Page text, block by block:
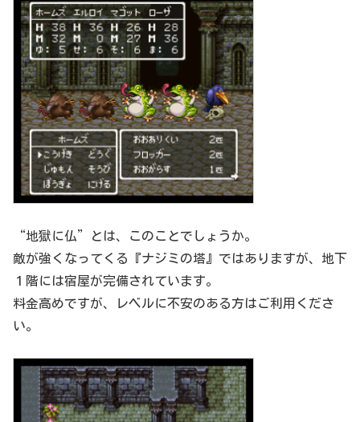
“地獄に仏”とは、このことでしょうか。
敵が強くなってくる『ナジミの塔』ではありますが、地下
１階には宿屋が完備されています。
料金高めですが、レベルに不安のある方はご利用くださ
い。